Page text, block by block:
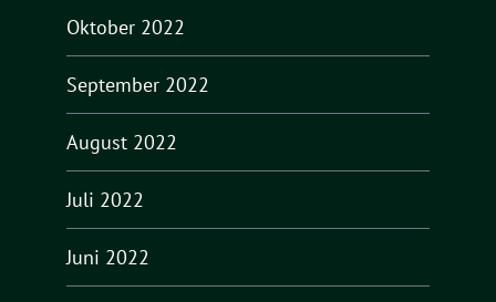
Oktober 2022
September 2022
August 2022
Juli 2022
Juni 2022